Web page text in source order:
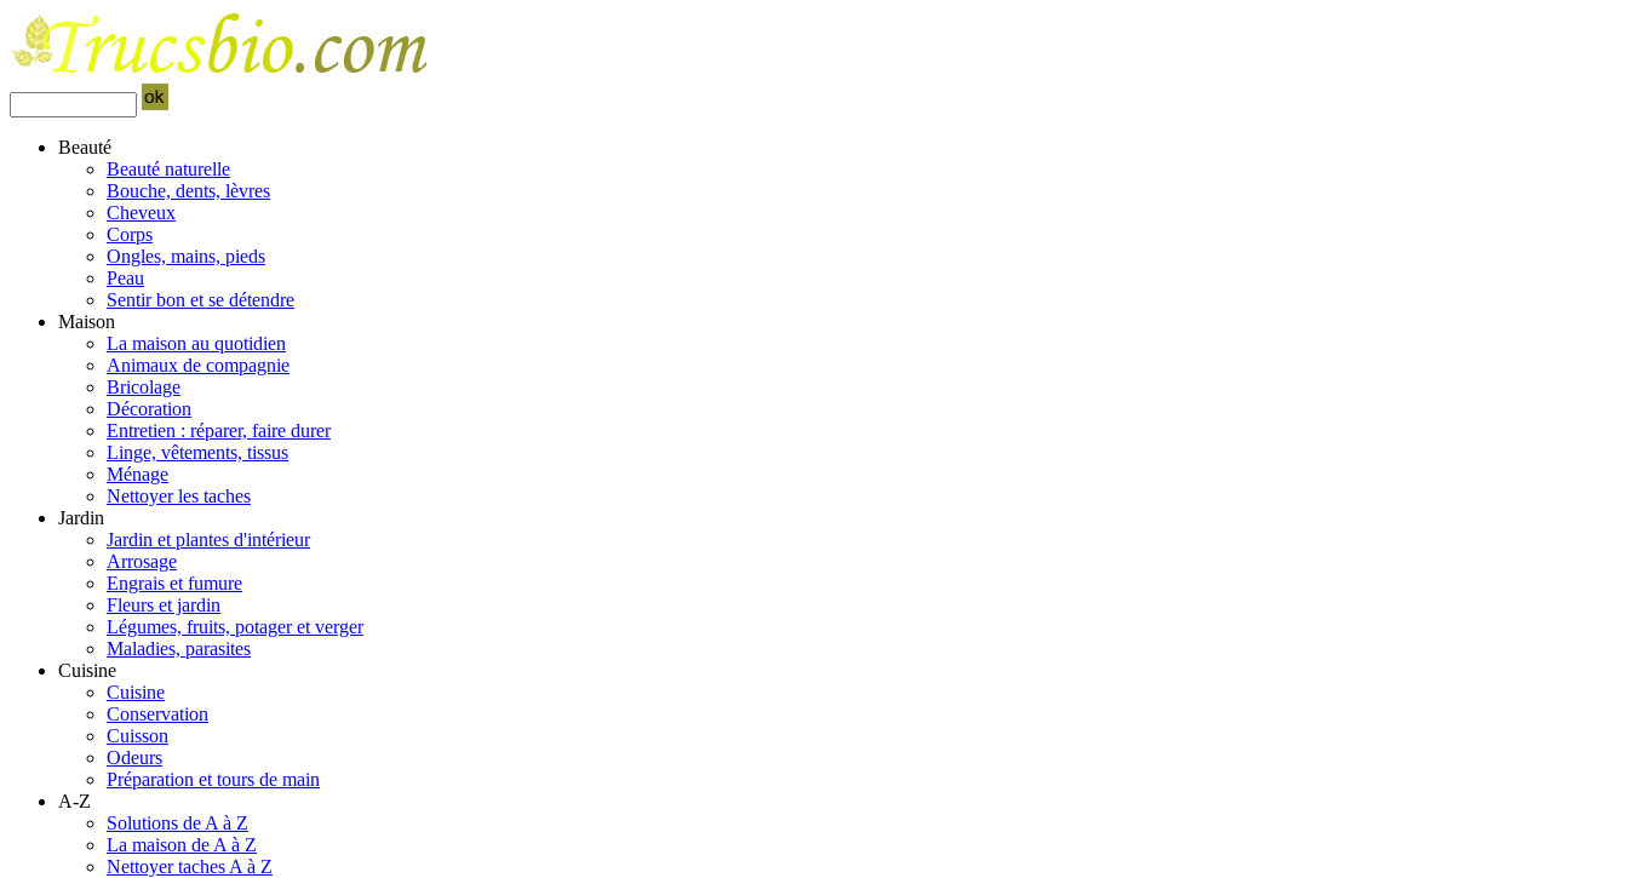
Beauté
Beauté naturelle
Bouche, dents, lèvres
Cheveux
Corps
Ongles, mains, pieds
Peau
Sentir bon et se détendre
Maison
La maison au quotidien
Animaux de compagnie
Bricolage
Décoration
Entretien : réparer, faire durer
Linge, vêtements, tissus
Ménage
Nettoyer les taches
Jardin
Jardin et plantes d'intérieur
Arrosage
Engrais et fumure
Fleurs et jardin
Légumes, fruits, potager et verger
Maladies, parasites
Cuisine
Cuisine
Conservation
Cuisson
Odeurs
Préparation et tours de main
A-Z
Solutions de A à Z
La maison de A à Z
Nettoyer taches A à Z